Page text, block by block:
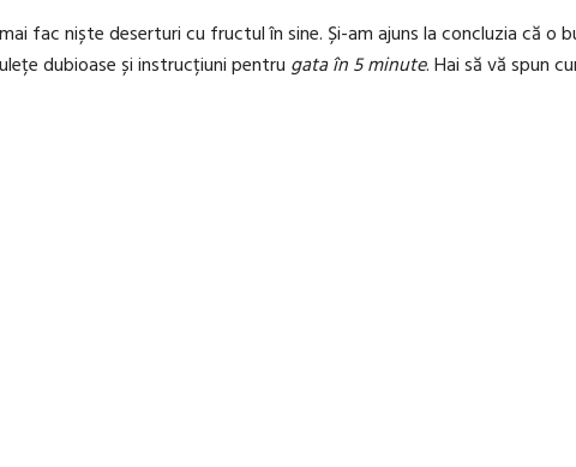
fac niște deserturi cu fructul în sine. Și-am ajuns la concluzia că o
dubioase și instrucțiuni pentru gata în 5 minute. Hai să vă spun